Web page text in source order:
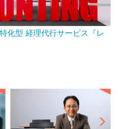
化型 経理代行サービス『レ